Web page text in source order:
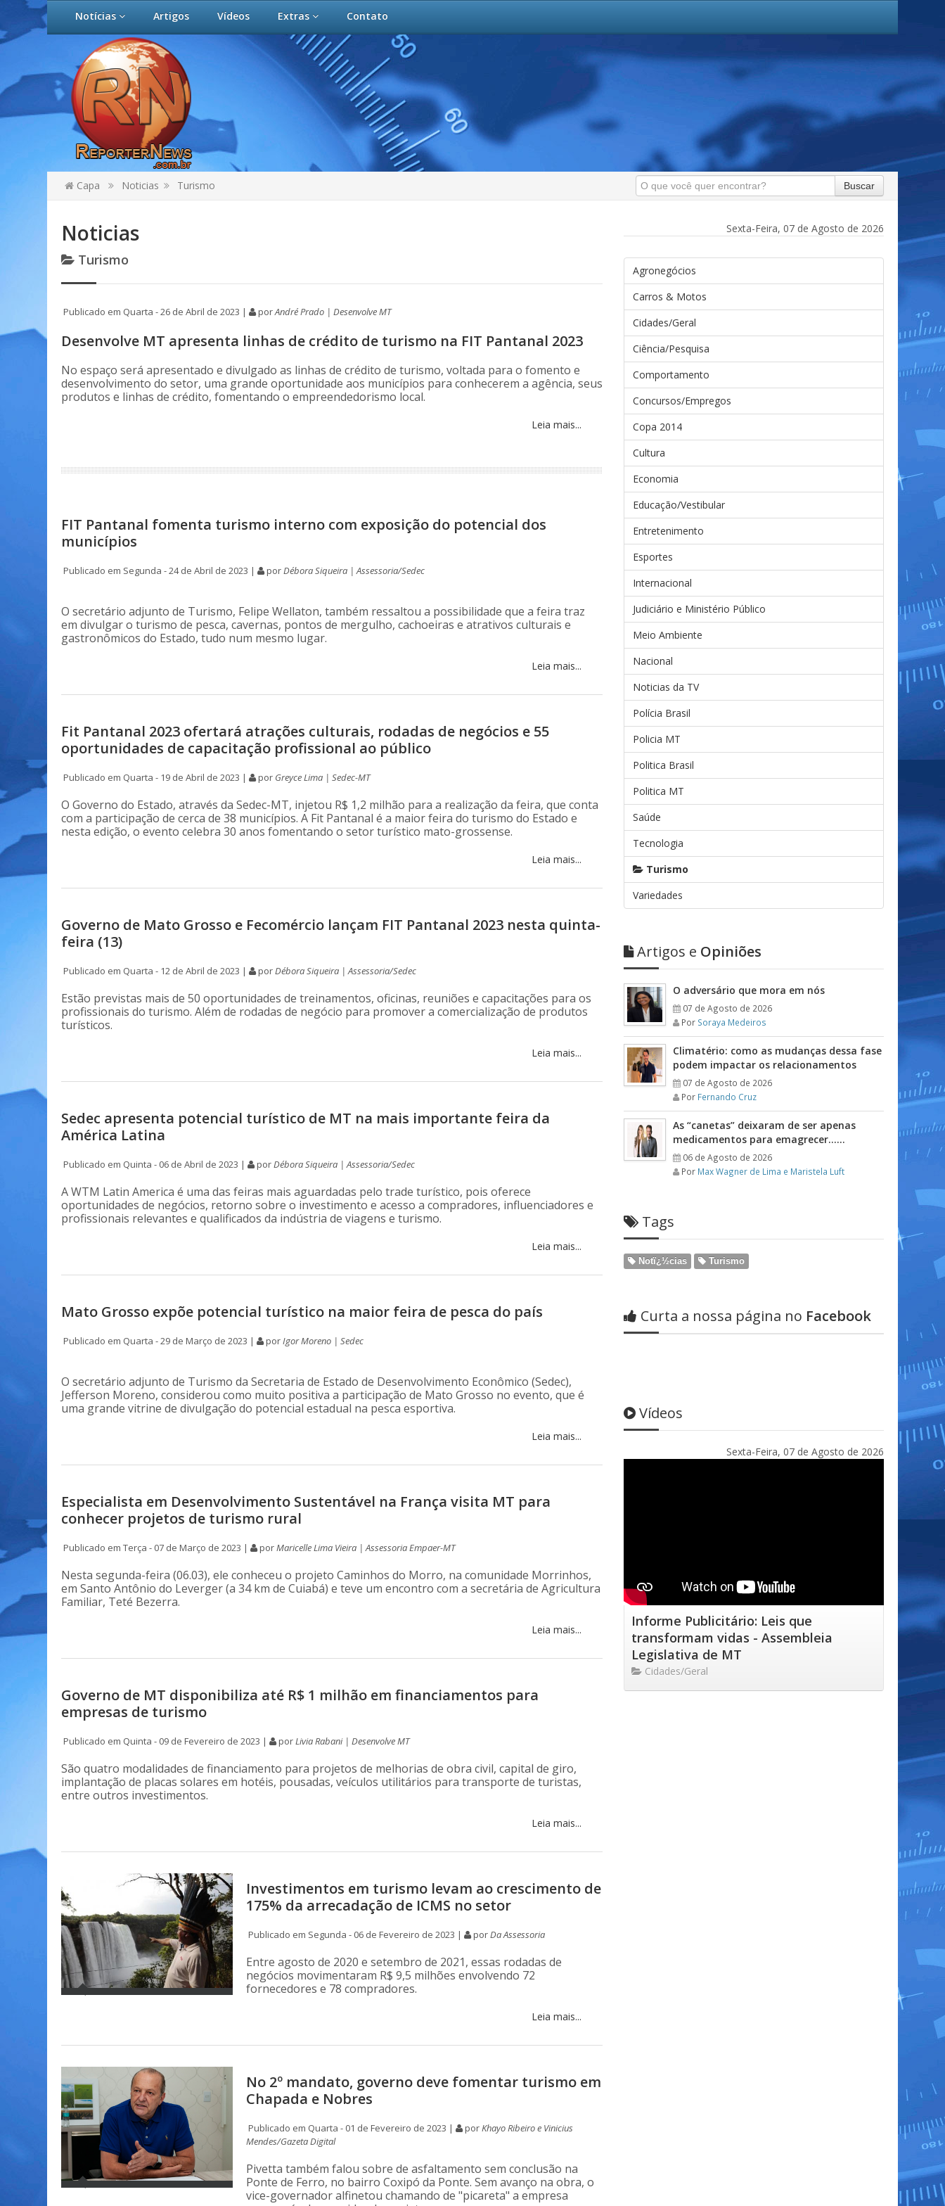
Notícias Artigos Vídeos Extras Contato
Capa Noticias Turismo Buscar
Noticias
Turismo
Publicado em Quarta - 26 de Abril de 2023 | porAndré Prado | Desenvolve MT
Desenvolve MT apresenta linhas de crédito de turismo na FIT Pantanal 2023
No espaço será apresentado e divulgado as linhas de crédito de turismo, voltada para o fomento e
desenvolvimento do setor, uma grande oportunidade aos municípios para conhecerem a agência, seus
produtos e linhas de crédito, fomentando o empreendedorismo local.
Leia mais...
FIT Pantanal fomenta turismo interno com exposição do potencial dos
municípios
Publicado em Segunda - 24 de Abril de 2023 | porDébora Siqueira | Assessoria/Sedec
O secretário adjunto de Turismo, Felipe Wellaton, também ressaltou a possibilidade que a feira traz
em divulgar o turismo de pesca, cavernas, pontos de mergulho, cachoeiras e atrativos culturais e
gastronômicos do Estado, tudo num mesmo lugar.
Leia mais...
Fit Pantanal 2023 ofertará atrações culturais, rodadas de negócios e 55
oportunidades de capacitação profissional ao público
Publicado em Quarta - 19 de Abril de 2023 | por Greyce Lima | Sedec-MT
O Governo do Estado, através da Sedec-MT, injetou R$ 1,2 milhão para a realização da feira, que conta
com a participação de cerca de 38 municípios. A Fit Pantanal é a maior feira do turismo do Estado e
nesta edição, o evento celebra 30 anos fomentando o setor turístico mato-grossense.
Leia mais...
Governo de Mato Grosso e Fecomércio lançam FIT Pantanal 2023 nesta quinta-
feira (13)
Publicado em Quarta - 12 de Abril de 2023 | porDébora Siqueira | Assessoria/Sedec
Estão previstas mais de 50 oportunidades de treinamentos, oficinas, reuniões e capacitações para os
profissionais do turismo. Além de rodadas de negócio para promover a comercialização de produtos
turísticos.
Leia mais...
Sedec apresenta potencial turístico de MT na mais importante feira da
América Latina
Publicado em Quinta - 06 de Abril de 2023 | porDébora Siqueira | Assessoria/Sedec
A WTM Latin America é uma das feiras mais aguardadas pelo trade turístico, pois oferece
oportunidades de negócios, retorno sobre o investimento e acesso a compradores, influenciadores e
profissionais relevantes e qualificados da indústria de viagens e turismo.
Leia mais...
Mato Grosso expõe potencial turístico na maior feira de pesca do país
Publicado em Quarta - 29 de Março de 2023 | porIgor Moreno | Sedec
O secretário adjunto de Turismo da Secretaria de Estado de Desenvolvimento Econômico (Sedec),
Jefferson Moreno, considerou como muito positiva a participação de Mato Grosso no evento, que é
uma grande vitrine de divulgação do potencial estadual na pesca esportiva.
Leia mais...
Especialista em Desenvolvimento Sustentável na França visita MT para
conhecer projetos de turismo rural
Publicado em Terça - 07 de Março de 2023 | porMaricelle Lima Vieira | Assessoria Empaer-MT
Nesta segunda-feira (06.03), ele conheceu o projeto Caminhos do Morro, na comunidade Morrinhos,
em Santo Antônio do Leverger (a 34 km de Cuiabá) e teve um encontro com a secretária de Agricultura
Familiar, Teté Bezerra.
Leia mais...
Governo de MT disponibiliza até R$ 1 milhão em financiamentos para
empresas de turismo
Publicado em Quinta - 09 de Fevereiro de 2023 | porLivia Rabani | Desenvolve MT
São quatro modalidades de financiamento para projetos de melhorias de obra civil, capital de giro,
implantação de placas solares em hotéis, pousadas, veículos utilitários para transporte de turistas,
entre outros investimentos.
Leia mais...
Investimentos em turismo levam ao crescimento de
175% da arrecadação de ICMS no setor
Publicado em Segunda - 06 de Fevereiro de 2023 | porDa Assessoria
Entre agosto de 2020 e setembro de 2021, essas rodadas de
negócios movimentaram R$ 9,5 milhões envolvendo 72
fornecedores e 78 compradores.
Leia mais...
No 2º mandato, governo deve fomentar turismo em
Chapada e Nobres
Publicado em Quarta - 01 de Fevereiro de 2023 | porKhayo Ribeiro e Vinicius
Mendes/Gazeta Digital
Pivetta também falou sobre de asfaltamento sem conclusão na
Ponte de Ferro, no bairro Coxipó da Ponte. Sem avanço na obra, o
vice-governador alfinetou chamando de "picareta" a empresa
Sexta-Feira, 07 de Agosto de 2026
Agronegócios
Carros & Motos
Cidades/Geral
Ciência/Pesquisa
Comportamento
Concursos/Empregos
Copa 2014
Cultura
Economia
Educação/Vestibular
Entretenimento
Esportes
Internacional
Judiciário e Ministério Público
Meio Ambiente
Nacional
Noticias da TV
Polícia Brasil
Policia MT
Politica Brasil
Politica MT
Saúde
Tecnologia
Turismo
Variedades
Artigos e Opiniões
O adversário que mora em nós
07 de Agosto de 2026
Por Soraya Medeiros
Climatério: como as mudanças dessa fase
podem impactar os relacionamentos
07 de Agosto de 2026
Por Fernando Cruz
As “canetas” deixaram de ser apenas
medicamentos para emagrecer……
06 de Agosto de 2026
Por Max Wagner de Lima e Maristela Luft
Tags
Notï¿½cias Turismo
Curta a nossa página no Facebook
Vídeos
Sexta-Feira, 07 de Agosto de 2026
Informe Publicitário: Leis que
transformam vidas - Assembleia
Legislativa de MT
Cidades/Geral